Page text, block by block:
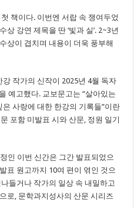
책이다. 이번엔 서랍 속 쟁여두었
강연 제목을 딴 ‘빛과 실’. 2~3년
상이 겹치며 내용이 더욱 풍부해
작가의 신작이 2025년 4월 독자
예고했다. 교보문고는 “살아있는
사랑에 대한 한강의 기록들”이란
포함 미발표 시와 산문, 정원 일기
인 이번 신간은 그간 발표되었으
표 원고까지 10여 편이 엮인 것으
들거나 작가의 일상 속 내밀하고
로, 문학과지성사의 산문 시리즈